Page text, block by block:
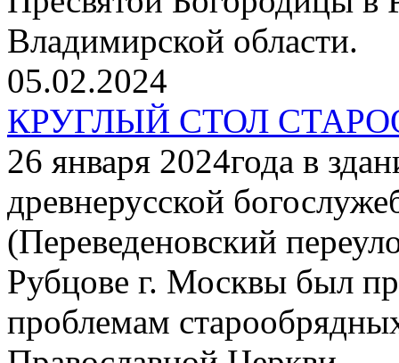
Владимирской области.
05.02.2024
КРУГЛЫЙ СТОЛ
26 января 2024года в
древнерусской
(Переведеновский
Рубцове г. Москвы был
проблемам